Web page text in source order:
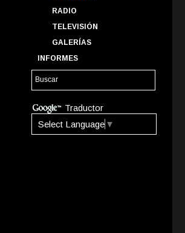
RADIO
TELEVISIÓN
GALERÍAS
INFORMES
Traductor
Select Language ▼